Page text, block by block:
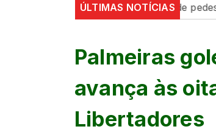
ÚLTIMAS NOTÍCIAS
segurança de pedestres e
Palmeiras
avança às
Libertadores